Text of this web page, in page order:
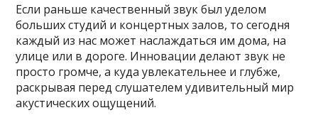
Если раньше качественный звук был уделом
больших студий и концертных залов, то сегодня
каждый из нас может наслаждаться им дома, на
улице или в дороге. Инновации делают звук не
просто громче, а куда увлекательнее и глубже,
раскрывая перед слушателем удивительный мир
акустических ощущений.